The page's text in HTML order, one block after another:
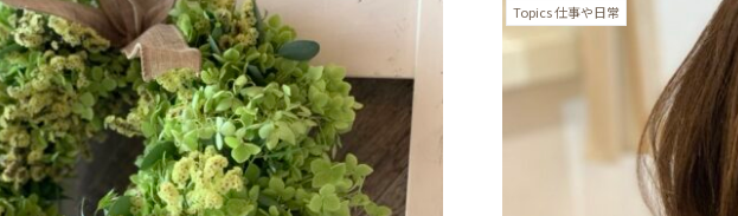
Topics 仕事や日常